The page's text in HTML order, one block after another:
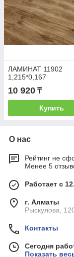
ЛАМИНАТ 11902
1,215*0,167
10 920 ₸
Купить
О нас
Рейтинг не
Менее 5
Работает с
г. Алматы
Рыскулова,
Контакты
Сегодня
Показать